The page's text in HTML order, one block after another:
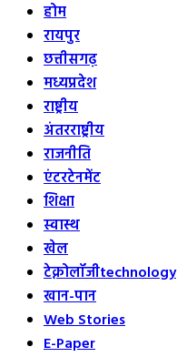
होम
रायपुर
छत्तीसगढ़
मध्यप्रदेश
राष्ट्रीय
अंतरराष्ट्रीय
राजनीति
एंटरटेनमेंट
शिक्षा
स्वास्थ
खेल
टेक्नोलॉजीtechnology
खान-पान
Web Stories
E-Paper